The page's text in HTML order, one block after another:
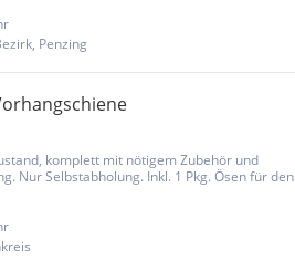
Penzing
komplett mit nötigem Zubehör und
Nur Selbstabholung. Inkl. 1 Pkg. Ösen für den